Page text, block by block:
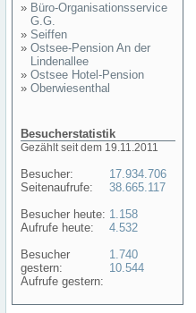
» Büro-Organisationsservice
G.G.
» Seiffen
» Ostsee-Pension An der
Lindenallee
» Ostsee Hotel-Pension
» Oberwiesenthal
Besucherstatistik
Gezählt seit dem 19.11.2011
Besucher:
Seitenaufrufe:
Besucher heute:
Aufrufe heute:
Besucher
gestern:
Aufrufe gestern:
17.934.706
38.665.117
1.158
4.532
1.740
10.544